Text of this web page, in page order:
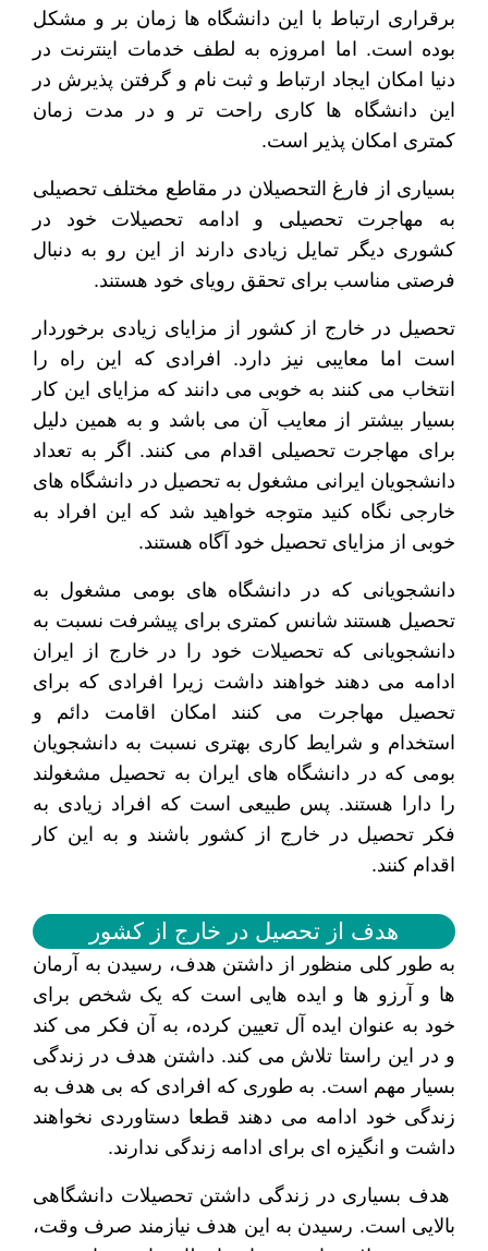
برقراری ارتباط با این دانشگاه ها زمان بر و مشکل
بوده است. اما امروزه به لطف خدمات اینترنت در
دنیا امکان ایجاد ارتباط و ثبت نام و گرفتن پذیرش در
این دانشگاه ها کاری راحت تر و در مدت زمان
کمتری امکان پذیر است.
بسیاری از فارغ التحصیلان در مقاطع مختلف تحصیلی
به مهاجرت تحصیلی و ادامه تحصیلات خود در
کشوری دیگر تمایل زیادی دارند از این رو به دنبال
فرصتی مناسب برای تحقق رویای خود هستند.
تحصیل در خارج از کشور از مزایای زیادی برخوردار
است اما معایبی نیز دارد. افرادی که این راه را
انتخاب می کنند به خوبی می دانند که مزایای این کار
بسیار بیشتر از معایب آن می باشد و به همین دلیل
برای مهاجرت تحصیلی اقدام می کنند. اگر به تعداد
دانشجویان ایرانی مشغول به تحصیل در دانشگاه های
خارجی نگاه کنید متوجه خواهید شد که این افراد به
خوبی از مزایای تحصیل خود آگاه هستند.
دانشجویانی که در دانشگاه های بومی مشغول به
تحصیل هستند شانس کمتری برای پیشرفت نسبت به
دانشجویانی که تحصیلات خود را در خارج از ایران
ادامه می دهند خواهند داشت زیرا افرادی که برای
تحصیل مهاجرت می کنند امکان اقامت دائم و
استخدام و شرایط کاری بهتری نسبت به دانشجویان
بومی که در دانشگاه های ایران به تحصیل مشغولند
را دارا هستند. پس طبیعی است که افراد زیادی به
فکر تحصیل در خارج از کشور باشند و به این کار
اقدام کنند.
هدف از تحصیل در خارج از کشور
به طور کلی منظور از داشتن هدف، رسیدن به آرمان
ها و آرزو ها و ایده هایی است که یک شخص برای
خود به عنوان ایده آل تعیین کرده، به آن فکر می کند
و در این راستا تلاش می کند. داشتن هدف در زندگی
بسیار مهم است. به طوری که افرادی که بی هدف به
زندگی خود ادامه می دهند قطعا دستاوردی نخواهند
داشت و انگیزه ای برای ادامه زندگی ندارند.
هدف بسیاری در زندگی داشتن تحصیلات دانشگاهی
بالایی است‌. رسیدن به این هدف نیازمند صرف وقت،